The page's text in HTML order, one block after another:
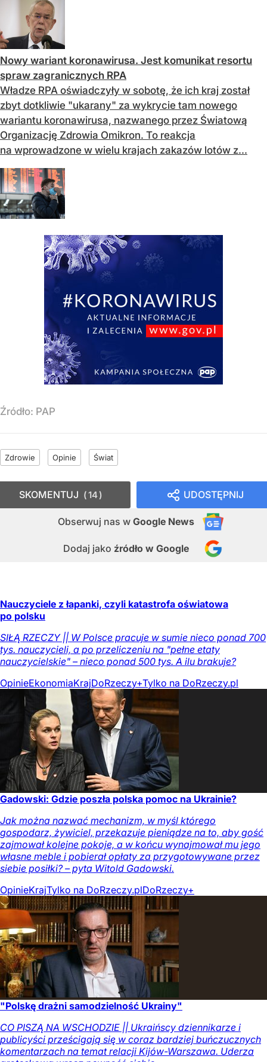
Nowy wariant koronawirusa. Jest komunikat resortu
spraw zagranicznych RPA
Władze RPA oświadczyły w sobotę, że ich kraj został
zbyt dotkliwie "ukarany" za wykrycie tam nowego
wariantu koronawirusa, nazwanego przez Światową
Organizację Zdrowia Omikron. To reakcja
na wprowadzone w wielu krajach zakazów lotów z...
Źródło: PAP
Zdrowie Opinie Świat
UDOSTĘPNIJ
Obserwuj nas w Google News
Dodaj jako źródło w Google
SKOMENTUJ 14
Nauczyciele z łapanki, czyli katastrofa oświatowa
po polsku
SIŁĄ RZECZY || W Polsce pracuje w sumie nieco ponad 700
tys. nauczycieli, a po przeliczeniu na "pełne etaty
nauczycielskie" – nieco ponad 500 tys. A ilu brakuje?
OpinieEkonomiaKrajDoRzeczy+Tylko na DoRzeczy.pl
Gadowski: Gdzie poszła polska pomoc na Ukrainie?
Jak można nazwać mechanizm, w myśl którego
gospodarz, żywiciel, przekazuje pieniądze na to, aby gość
zajmował kolejne pokoje, a w końcu wynajmował mu jego
własne meble i pobierał opłaty za przygotowywane przez
siebie posiłki? – pyta Witold Gadowski.
OpinieKrajTylko na DoRzeczy.plDoRzeczy+
"Polskę drażni samodzielność Ukrainy"
CO PISZĄ NA WSCHODZIE || Ukraińscy dziennikarze i
publicyści prześcigają się w coraz bardziej buńczucznych
komentarzach na temat relacji Kijów-Warszawa. Uderza